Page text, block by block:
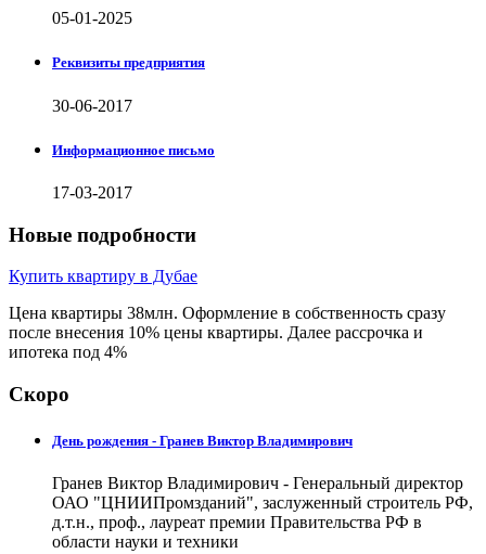
05-01-2025
Реквизиты предприятия
30-06-2017
Информационное письмо
17-03-2017
Новые подробности
Купить квартиру в Дубае
Цена квартиры 38млн. Оформление в собственность сразу
после внесения 10% цены квартиры. Далее рассрочка и
ипотека под 4%
Скоро
День рождения - Гранев Виктор Владимирович
Гранев Виктор Владимирович - Генеральный директор
ОАО "ЦНИИПромзданий", заслуженный строитель РФ,
д.т.н., проф., лауреат премии Правительства РФ в
области науки и техники